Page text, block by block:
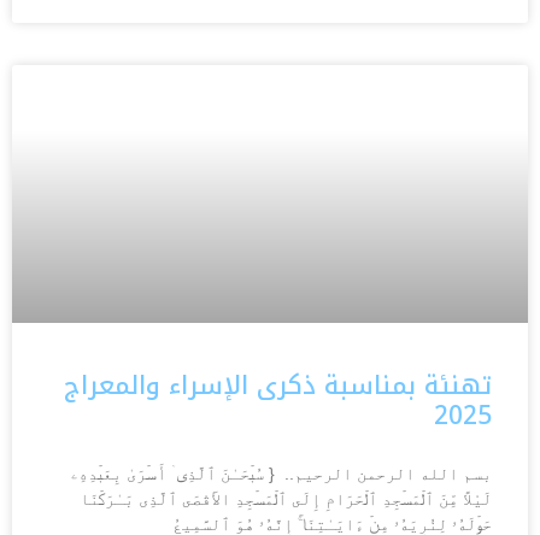
تهنئة بمناسبة ذكرى الإسراء والمعراج
2025
بسم الله الرحمن الرحيم.. { سُبۡحَـٰنَ ٱلَّذِیۤ أَسۡرَىٰ بِعَبۡدِهِۦ
لَيْلاً مِّنَ ٱلۡمَسۡجِدِ ٱلۡحَرَامِ إِلَى ٱلۡمَسۡجِدِ الأَقْصَى ٱلَّذِی بَـٰرَكۡنَا
حَوۡلَهُۥ لِنُرِیَهُۥ مِنۡ ءَایَـٰتِنَاۤۚ إِنَّهُۥ هُوَ ٱلسَّمِیعُ